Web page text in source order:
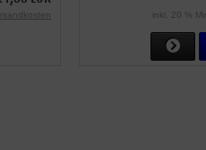
inkl. 20 %